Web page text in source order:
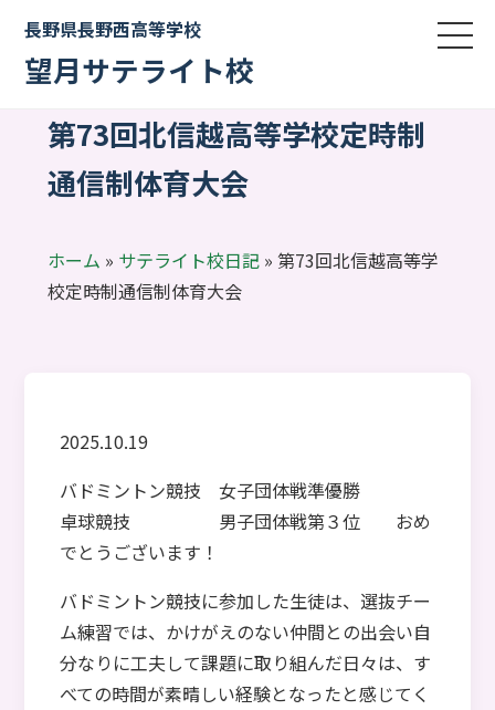
長野県長野西高等学校
望月サテライト校
第73回北信越高等学校定時制
通信制体育大会
ホーム » サテライト校日記» 第73回北信越高等学
校定時制通信制体育大会
2025.10.19
バドミントン競技 女子団体戦準優勝
卓球競技 男子団体戦第３位 おめ
でとうございます！
バドミントン競技に参加した生徒は、選抜チー
ム練習では、かけがえのない仲間との出会い自
分なりに工夫して課題に取り組んだ日々は、す
べての時間が素晴しい経験となったと感じてく